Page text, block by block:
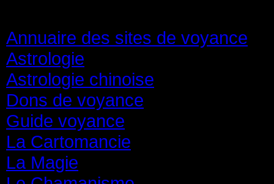
Annuaire des sites de voyance
Astrologie
Astrologie chinoise
Dons de voyance
Guide voyance
La Cartomancie
La Magie